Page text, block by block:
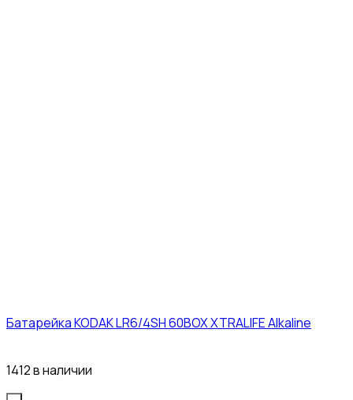
Батарейка KODAK LR6/4SH 60BOX XTRALIFE Alkaline
1412 в наличии